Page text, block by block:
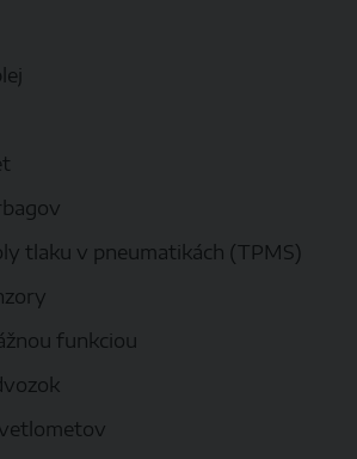
tlaku v pneumatikách (TPMS)
funkciou